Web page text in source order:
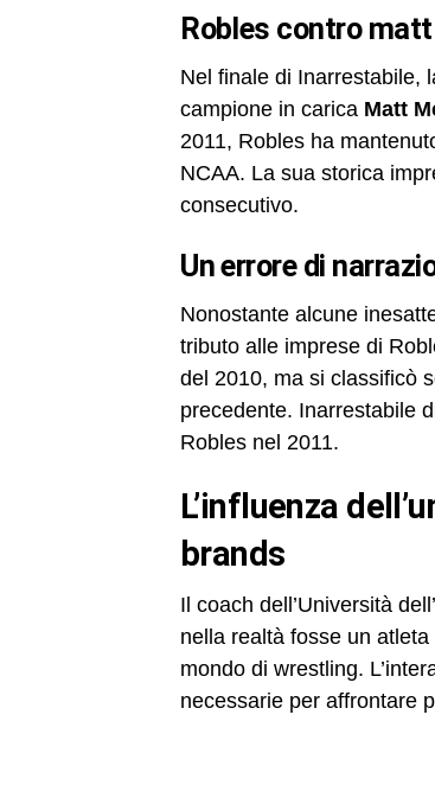
robles contro
Nel finale di Inarrestabile,
campione in carica Matt
2011, Robles ha
NCAA. La sua storica
consecutivo.
un errore di
Nonostante alcune
tributo alle imprese di
del 2010, ma si classificò
precedente. Inarrestabile
Robles nel 2011.
l’influenza dell’università dell’iowa e dell’allenatore tom
brands
Il coach dell’Università
nella realtà fosse un
mondo di wrestling.
necessarie per affrontare